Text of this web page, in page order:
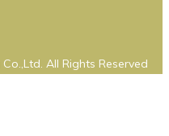
All Rights Reserved